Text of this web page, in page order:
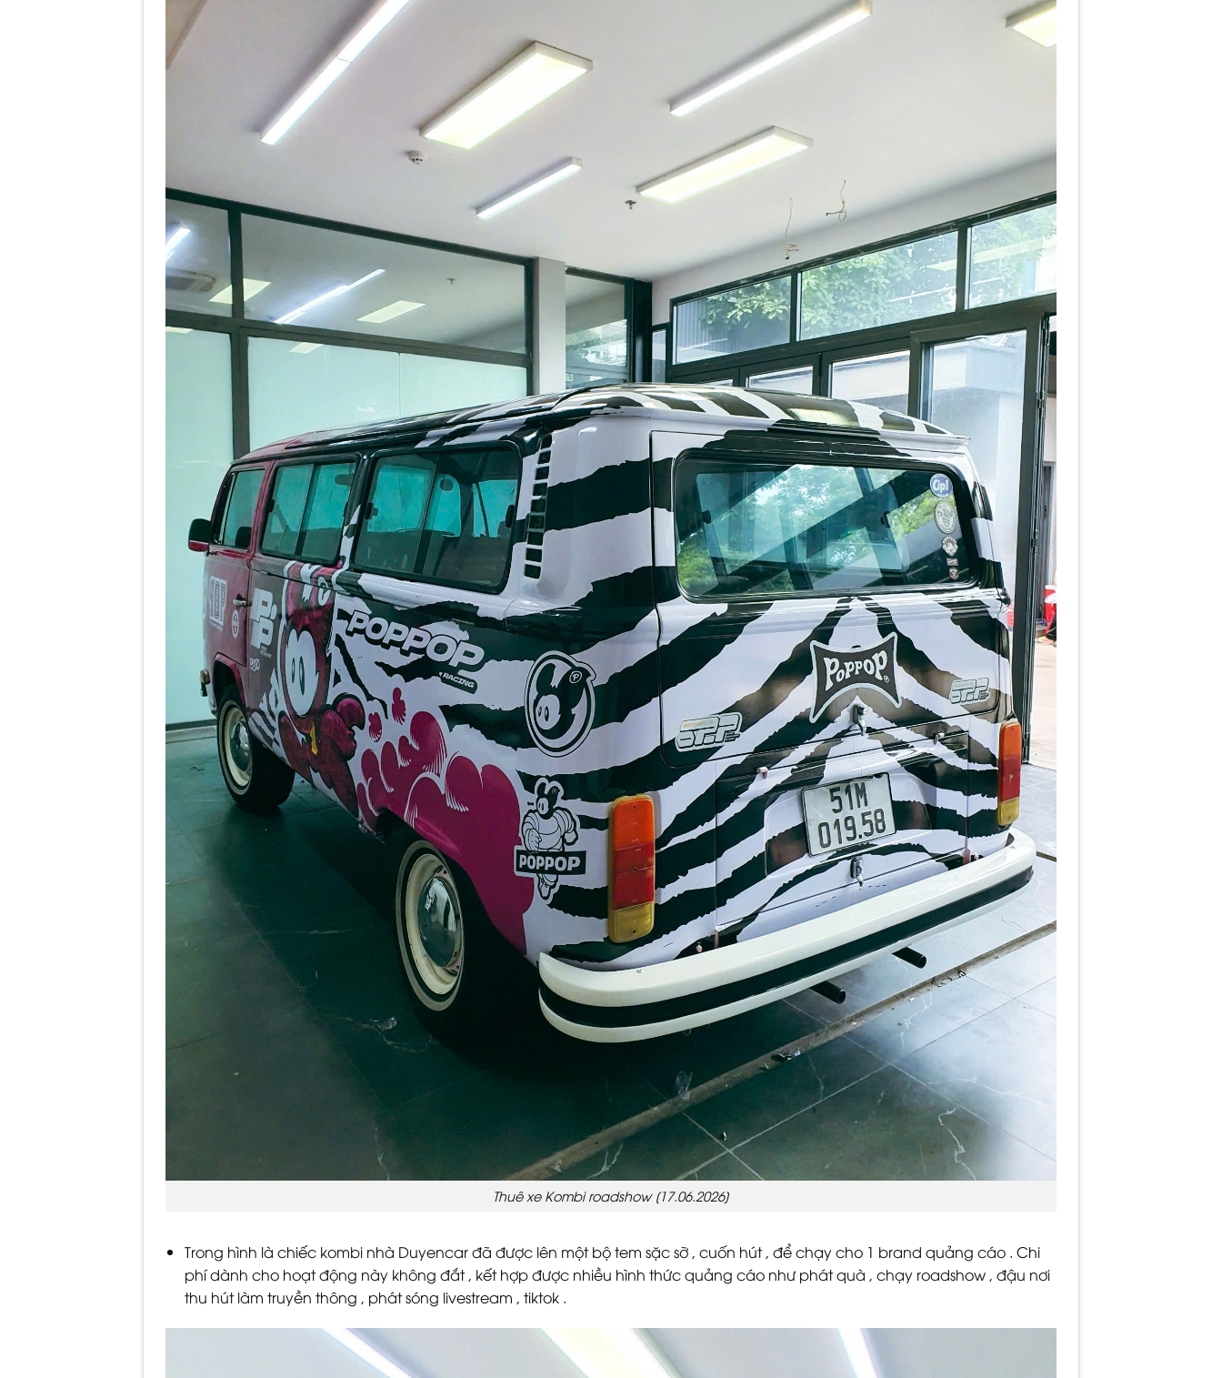
Thuê xe Kombi roadshow [17.06.2026]
Trong hình là chiếc kombi nhà Duyencar đã được lên một bộ tem sặc sỡ , cuốn hút , để chạy cho 1 brand quảng cáo . Chi
phí dành cho hoạt động này không đắt , kết hợp được nhiều hình thức quảng cáo như phát quà , chạy roadshow , đậu nơi
thu hút làm truyền thông , phát sóng livestream , tiktok .